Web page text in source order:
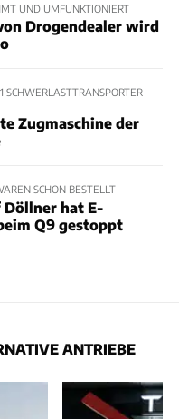
UND UMFUNKTIONIERT
Drogendealer wird
SCHWERLASTTRANSPORTER
Zugmaschine der
SCHON BESTELLT
Döllner hat E-
Q9 gestoppt
ANTRIEBE